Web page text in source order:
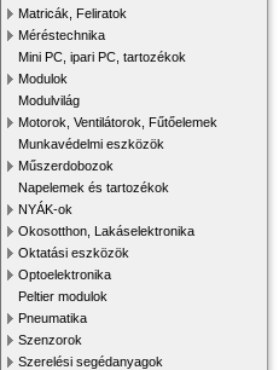
Matricák, Feliratok
Méréstechnika
Mini PC, ipari PC, tartozékok
Modulok
Modulvilág
Motorok, Ventilátorok, Fűtőelemek
Munkavédelmi eszközök
Műszerdobozok
Napelemek és tartozékok
NYÁK-ok
Okosotthon, Lakáselektronika
Oktatási eszközök
Optoelektronika
Peltier modulok
Pneumatika
Szenzorok
Szerelési segédanyagok